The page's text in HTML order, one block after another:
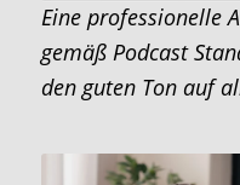
Eine professionelle
gemäß Podcast
den guten Ton auf